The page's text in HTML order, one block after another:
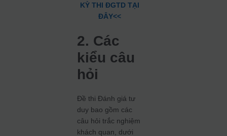
KỲ THI ĐGTD TẠI
ĐÂY<<
2. Các
kiểu câu
hỏi
Đề thi Đánh giá tư
duy bao gồm các
câu hỏi trắc nghiệm
khách quan, dưới